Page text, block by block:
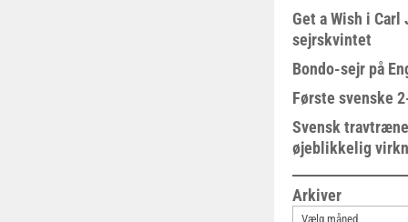
Get a Wish i Carl
sejrskvintet
Bondo-sejr på
Første svenske
Svensk
øjeblikkelig
Arkiver